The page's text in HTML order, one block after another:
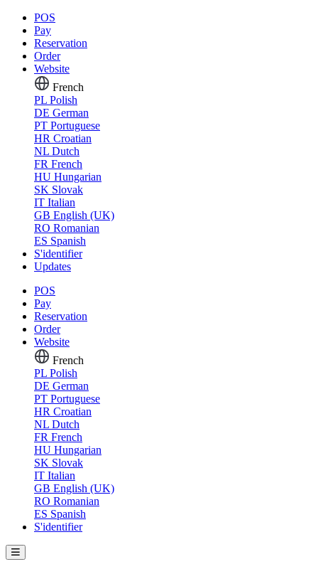
POS
Pay
Reservation
Order
Website
French
PL Polish
DE German
PT Portuguese
HR Croatian
NL Dutch
FR French
HU Hungarian
SK Slovak
IT Italian
GB English (UK)
RO Romanian
ES Spanish
S'identifier
Updates
POS
Pay
Reservation
Order
Website
French
PL Polish
DE German
PT Portuguese
HR Croatian
NL Dutch
FR French
HU Hungarian
SK Slovak
IT Italian
GB English (UK)
RO Romanian
ES Spanish
S'identifier